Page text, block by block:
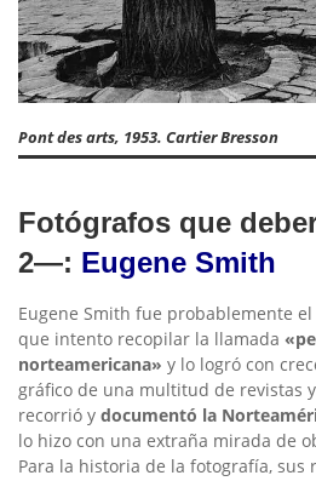
Pont des arts, 1953. Cartier Bresson
Fotógrafos que
2—: Eugene Smith
Eugene Smith fue probablemente
que intento recopilar la llamada
norteamericana» y lo logró con
gráfico de una multitud de revistas
recorrió y documentó la
lo hizo con una extraña mirada de
Para la historia de la fotografía, sus